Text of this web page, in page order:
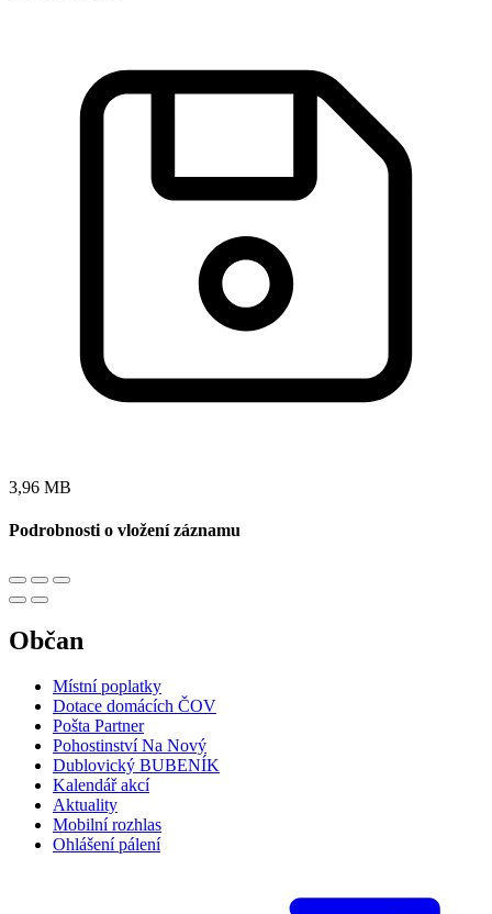
3,96 MB
Podrobnosti o vložení záznamu
Občan
Místní poplatky
Dotace domácích ČOV
Pošta Partner
Pohostinství Na Nový
Dublovický BUBENÍK
Kalendář akcí
Aktuality
Mobilní rozhlas
Ohlášení pálení